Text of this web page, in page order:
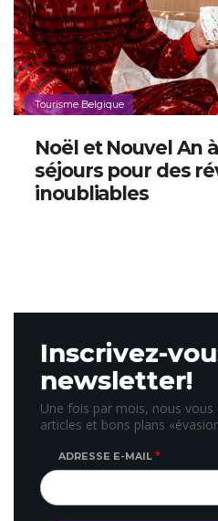
Tourisme Belgique
Noël et Nouvel An
séjours pour des
inoubliables
Inscrivez-
newsletter!
Une fois par mois, nous
articles et bons plans
ADRESSE E-MAIL